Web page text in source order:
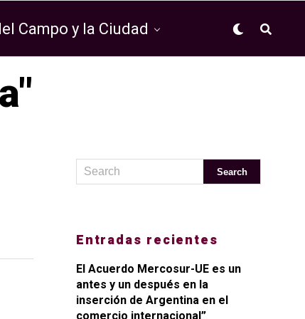
Campo y la Ciudad
Entradas recientes
El Acuerdo Mercosur-UE es un
antes y un después en la
inserción de Argentina en el
comercio internacional”